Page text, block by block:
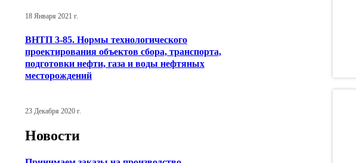
18 Января 2021 г.
ВНТП 3-85. Нормы технологического
проектирования объектов сбора, транспорта,
подготовки нефти, газа и воды нефтяных
месторождений
23 Декабря 2020 г.
Новости